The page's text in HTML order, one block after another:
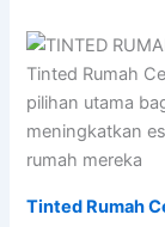
Tinted Rumah
pilihan utama
meningkatkan
rumah mereka
Tinted Rumah